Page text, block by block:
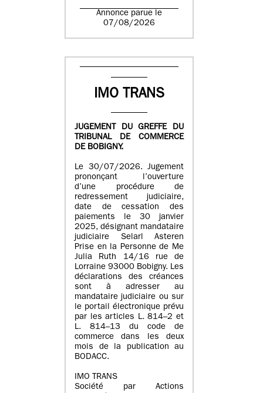
Annonce parue le
07/08/2026
IMO TRANS
JUGEMENT DU GREFFE DU
TRIBUNAL DE COMMERCE
DE BOBIGNY.
Le 30/07/2026. Jugement
prononçant l’ouverture
d’une procédure de
redressement judiciaire,
date de cessation des
paiements le 30 janvier
2025, désignant mandataire
judiciaire Selarl Asteren
Prise en la Personne de Me
Julia Ruth 14/16 rue de
Lorraine 93000 Bobigny. Les
déclarations des créances
sont à adresser au
mandataire judiciaire ou sur
le portail électronique prévu
par les articles L. 814–2 et
L. 814–13 du code de
commerce dans les deux
mois de la publication au
BODACC.
IMO TRANS
Société par Actions